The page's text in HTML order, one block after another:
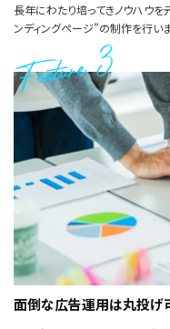
長年にわたり培ってきノウハウ
ンディングページ”の制作を行いま
Feature 3
面倒な広告運用は丸投げ